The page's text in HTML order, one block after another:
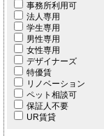
事務所利用可
法人専用
学生専用
男性専用
女性専用
デザイナーズ
特優賃
リノベーション
ペット相談可
保証人不要
UR賃貸